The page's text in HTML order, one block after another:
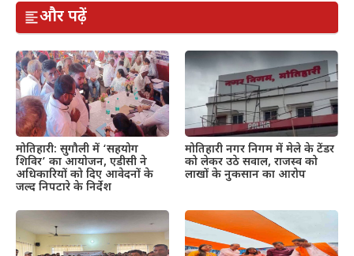
और पढ़ें
मोतिहारी: सुगौली में ‘सहयोग
शिविर’ का आयोजन, एडीसी ने
अधिकारियों को दिए आवेदनों के
जल्द निपटारे के निर्देश
मोतिहारी नगर निगम में मेले के टेंडर
को लेकर उठे सवाल, राजस्व को
लाखों के नुकसान का आरोप